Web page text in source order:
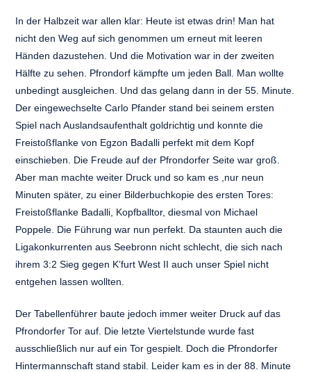
In der Halbzeit war allen klar: Heute ist etwas drin! Man hat
nicht den Weg auf sich genommen um erneut mit leeren
Händen dazustehen. Und die Motivation war in der zweiten
Hälfte zu sehen. Pfrondorf kämpfte um jeden Ball. Man wollte
unbedingt ausgleichen. Und das gelang dann in der 55. Minute.
Der eingewechselte Carlo Pfander stand bei seinem ersten
Spiel nach Auslandsaufenthalt goldrichtig und konnte die
Freistoßflanke von Egzon Badalli perfekt mit dem Kopf
einschieben. Die Freude auf der Pfrondorfer Seite war groß.
Aber man machte weiter Druck und so kam es ,nur neun
Minuten später, zu einer Bilderbuchkopie des ersten Tores:
Freistoßflanke Badalli, Kopfballtor, diesmal von Michael
Poppele. Die Führung war nun perfekt. Da staunten auch die
Ligakonkurrenten aus Seebronn nicht schlecht, die sich nach
ihrem 3:2 Sieg gegen K’furt West II auch unser Spiel nicht
entgehen lassen wollten.
Der Tabellenführer baute jedoch immer weiter Druck auf das
Pfrondorfer Tor auf. Die letzte Viertelstunde wurde fast
ausschließlich nur auf ein Tor gespielt. Doch die Pfrondorfer
Hintermannschaft stand stabil. Leider kam es in der 88. Minute